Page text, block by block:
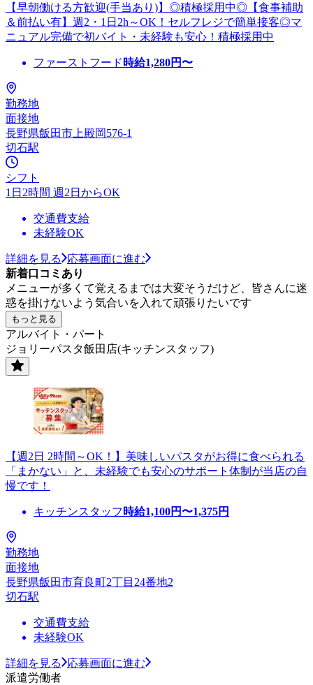
【早朝働ける方歓迎(手当あり)】◎積極採用中◎【食事補助
＆前払い有】週2・1日2h～OK！セルフレジで簡単接客◎マ
ニュアル完備で初バイト・未経験も安心！積極採用中
ファーストフード 時給1,280円〜
勤務地
面接地
長野県飯田市上殿岡576-1
切石駅
シフト
1日2時間 週2日からOK
交通費支給
未経験OK
詳細を見る
応募画面に進む
新着口コミあり
メニューが多くて覚えるまでは大変そうだけど、皆さんに迷
惑を掛けないよう気合いを入れて頑張りたいです
もっと見る
アルバイト・パート
ジョリーパスタ飯田店(キッチンスタッフ)
【週2日 2時間～OK！】美味しいパスタがお得に食べられる
「まかない」と、未経験でも安心のサポート体制が当店の自
慢です！
キッチンスタッフ 時給1,100円〜1,375円
勤務地
面接地
長野県飯田市育良町2丁目24番地2
切石駅
交通費支給
未経験OK
詳細を見る
応募画面に進む
派遣労働者